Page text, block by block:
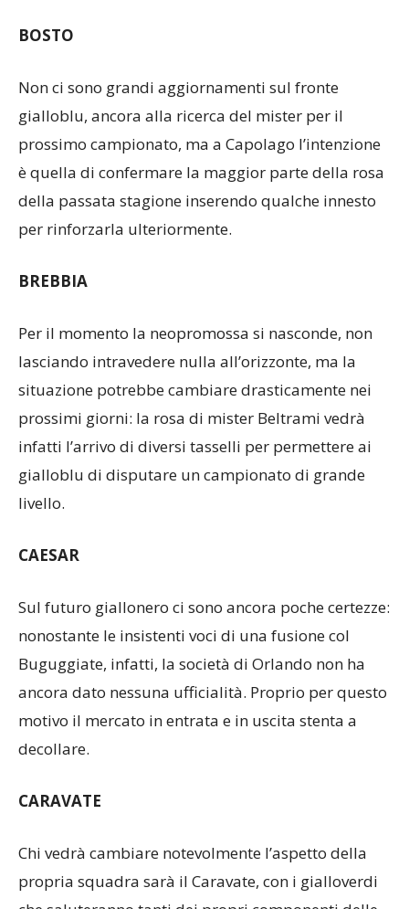
Non ci sono grandi aggiornamenti sul fronte
gialloblu, ancora alla ricerca del mister per il
prossimo campionato, ma a Capolago l’intenzione
è quella di confermare la maggior parte della rosa
della passata stagione inserendo qualche innesto
Per il momento la neopromossa si nasconde, non
lasciando intravedere nulla all’orizzonte, ma la
situazione potrebbe cambiare drasticamente nei
prossimi giorni: la rosa di mister Beltrami vedrà
infatti l’arrivo di diversi tasselli per permettere ai
gialloblu di disputare un campionato di grande
Sul futuro giallonero ci sono ancora poche certezze:
nonostante le insistenti voci di una fusione col
Buguggiate, infatti, la società di Orlando non ha
ancora dato nessuna ufficialità. Proprio per questo
motivo il mercato in entrata e in uscita stenta a
Chi vedrà cambiare notevolmente l’aspetto della